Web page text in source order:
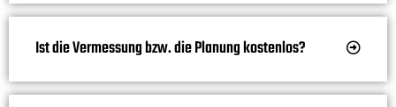
Ist die Vermessung bzw. die Planung kostenlos?